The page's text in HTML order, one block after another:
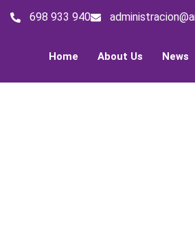
698 933 940
Home About Us News